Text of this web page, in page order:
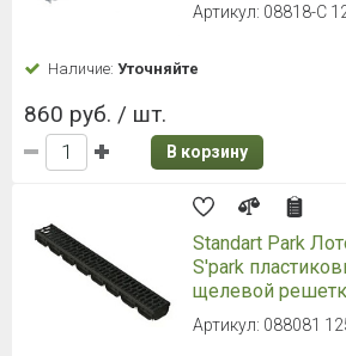
Артикул: 08818-С
Наличие: Уточняйте
860 руб. / шт.
В корзину
Standart Park
S'park
щелевой
Артикул: 088081